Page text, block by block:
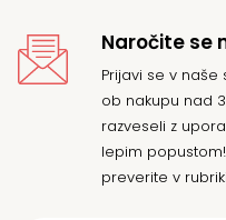
Naročite se
Prijavi se v
ob nakupu nad
razveseli z
lepim
preverite v